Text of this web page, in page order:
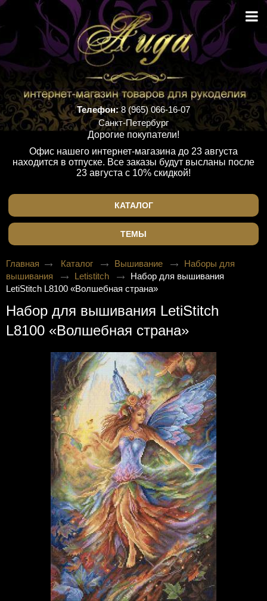
Телефон:8 (965) 066-16-07
Санкт-Петербург
Дорогие покупатели!
Офис нашего интернет-магазина до 23 августа
находится в отпуске. Все заказы будут высланы после
23 августа с 10% скидкой!
КАТАЛОГ
ТЕМЫ
Главная Каталог Вышивание
Наборы для
вышивания
Letistitch
Набор для вышивания
LetiStitch L8100 «Волшебная страна»
Набор для вышивания LetiStitch
L8100 «Волшебная страна»